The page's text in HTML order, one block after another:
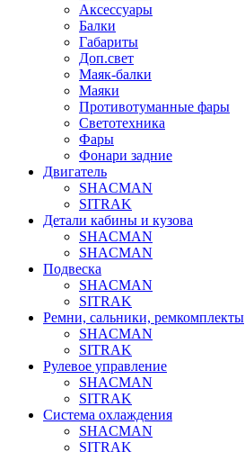
Аксессуары
Балки
Габариты
Доп.свет
Маяк-балки
Маяки
Противотуманные фары
Светотехника
Фары
Фонари задние
Двигатель
SHACMAN
SITRAK
Детали кабины и кузова
SHACMAN
SHACMAN
Подвеска
SHACMAN
SITRAK
Ремни, сальники, ремкомплекты
SHACMAN
SITRAK
Рулевое управление
SHACMAN
SITRAK
Система охлаждения
SHACMAN
SITRAK